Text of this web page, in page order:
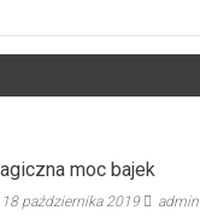
moc bajek
18 października 2019 admin